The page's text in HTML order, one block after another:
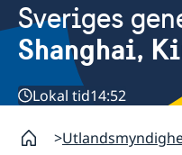
Sveriges
Shanghai,
Lokal tid14:52